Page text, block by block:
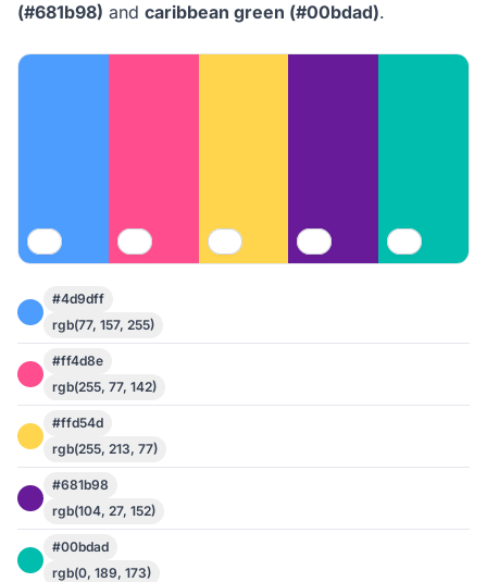
(#681b98) and caribbean green (#00bdad).
#4d9dff
rgb(77, 157, 255)
#ff4d8e
rgb(255, 77, 142)
#ffd54d
rgb(255, 213, 77)
#681b98
rgb(104, 27, 152)
#00bdad
rgb(0, 189, 173)